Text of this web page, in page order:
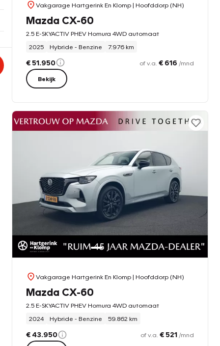
Vakgarage Hartgerink En Klomp| Hoofddorp (NH)
Mazda CX-60
2.5 E-SKYACTIV PHEV Homura 4WD automaat
2025
Hybride - Benzine 7.976 km
€ 51.950 of v.a. € 616 /mnd
Bekijk
Vakgarage Hartgerink En Klomp| Hoofddorp (NH)
Mazda CX-60
2.5 E-SKYACTIV PHEV Homura 4WD automaat
2024
Hybride - Benzine 59.862 km
€ 43.950 of v.a. € 521 /mnd